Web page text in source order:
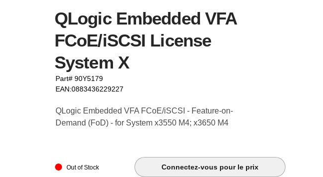
QLogic Embedded VFA
FCoE/iSCSI License
System X
Part# 90Y5179
EAN:0883436229227
QLogic Embedded VFA FCoE/iSCSI - Feature-on-
Demand (FoD) - for System x3550 M4; x3650 M4
Out of Stock Connectez-vous pour le prix